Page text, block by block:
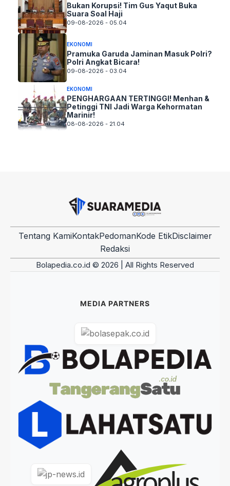
Bukan Korupsi! Tim Gus Yaqut Buka
Suara Soal Haji
09-08-2026 - 05.04
EKONOMI
Pramuka Garuda Jaminan Masuk Polri?
Polri Angkat Bicara!
09-08-2026 - 03.04
EKONOMI
PENGHARGAAN TERTINGGI! Menhan &
Petinggi TNI Jadi Warga Kehormatan
Marinir!
08-08-2026 - 21.04
Tentang KamiKontakPedomanKode EtikDisclaimer
Redaksi
Bolapedia.co.id © 2026 | All Rights Reserved
MEDIA PARTNERS